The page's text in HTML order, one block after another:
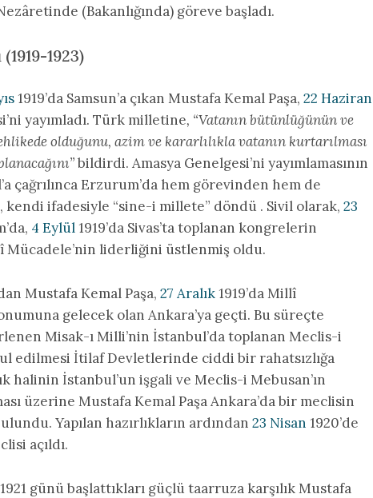
(Bakanlığında) göreve başladı.
1923)
1919’da Samsun’a çıkan Mustafa Kemal Paşa, 22 Haziran
yayımladı. Türk milletine, “Vatanın bütünlüğünün ve
olduğunu, azim ve kararlılıkla vatanın kurtarılması
bildirdi. Amasya Genelgesi’ni yayımlamasının
çağrılınca Erzurum’da hem görevinden hem de
ifadesiyle “sine-i millete” döndü . Sivil olarak, 23
4 Eylül1919’da Sivas’ta toplanan kongrelerin
Mücadele’nin liderliğini üstlenmiş oldu.
Mustafa Kemal Paşa, 27 Aralık1919’da Millî
gelecek olan Ankara’ya geçti. Bu süreçte
Misak-ı Milli’nin İstanbul’da toplanan Meclis-i
edilmesi İtilaf Devletlerinde ciddi bir rahatsızlığa
halinin İstanbul’un işgali ve Meclis-i Mebusan’ın
üzerine Mustafa Kemal Paşa Ankara’da bir meclisin
Yapılan hazırlıkların ardından 23 Nisan 1920’de
açıldı.
1921 günü başlattıkları güçlü taarruza karşılık Mustafa